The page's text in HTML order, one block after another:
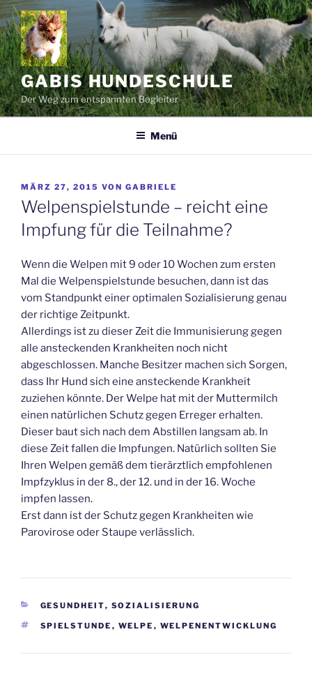
Zum
Inhalt
springen
GABIS HUNDESCHULE
Der Weg zum entspannten Begleiter
Menü
VERÖFFENTLICHT
AM
MÄRZ 27, 2015 VON GABRIELE
Welpenspielstunde – reicht eine
Impfung für die Teilnahme?
Wenn die Welpen mit 9 oder 10 Wochen zum ersten
Mal die Welpenspielstunde besuchen, dann ist das
vom Standpunkt einer optimalen Sozialisierung genau
der richtige Zeitpunkt.
Allerdings ist zu dieser Zeit die Immunisierung gegen
alle ansteckenden Krankheiten noch nicht
abgeschlossen. Manche Besitzer machen sich Sorgen,
dass Ihr Hund sich eine ansteckende Krankheit
zuziehen könnte. Der Welpe hat mit der Muttermilch
einen natürlichen Schutz gegen Erreger erhalten.
Dieser baut sich nach dem Abstillen langsam ab. In
diese Zeit fallen die Impfungen. Natürlich sollten Sie
Ihren Welpen gemäß dem tierärztlich empfohlenen
Impfzyklus in der 8., der 12. und in der 16. Woche
impfen lassen.
Erst dann ist der Schutz gegen Krankheiten wie
Parovirose oder Staupe verlässlich.
KATEGORIEN
GESUNDHEIT, SOZIALISIERUNG
SCHLAGWÖRTER
SPIELSTUNDE , WELPE , WELPENENTWICKLUNG